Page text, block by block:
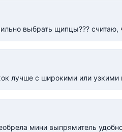
выбрать щипцы??? считаю,
лучше с широкими или узкими
мини выпрямитель